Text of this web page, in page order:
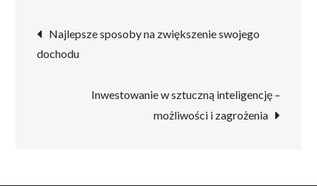
Nawigacja
wpisu
Najlepsze sposoby na zwiększenie swojego
dochodu
Inwestowanie w sztuczną inteligencję –
możliwości i zagrożenia